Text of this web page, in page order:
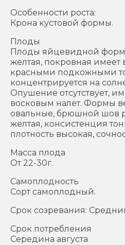
Особенности роста:
Крона кустовой формы.
Плоды
Плоды яйцевидной
желтая, покровная имеет
красными подкожными
концентрируется на
Опушение отсутствует,
восковым налет. Формы
овальные, брюшной шов
желтая, консистенция
плотность высокая,
Масса плода
От 22-30г.
Самоплодность
Сорт самоплодный.
Срок созревания:
Срок потребления
Середина августа